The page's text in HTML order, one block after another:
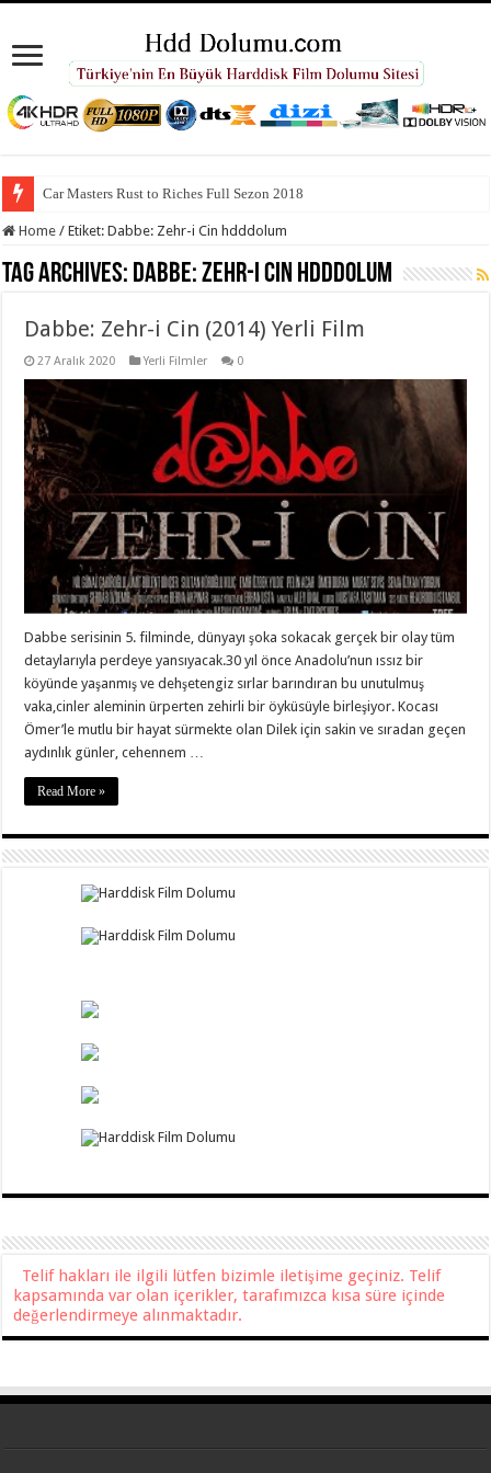
Car Masters Rust to Riches Full Sezon 2018
Home / Etiket:Dabbe: Zehr-i Cin hdddolum
Tag Archives: Dabbe: Zehr-i Cin hdddolum
Dabbe: Zehr-i Cin (2014) Yerli Film
27 Aralık 2020 Yerli Filmler 0
Dabbe serisinin 5. filminde, dünyayı şoka sokacak gerçek bir olay tüm
detaylarıyla perdeye yansıyacak.30 yıl önce Anadolu’nun ıssız bir
köyünde yaşanmış ve dehşetengiz sırlar barındıran bu unutulmuş
vaka,cinler aleminin ürperten zehirli bir öyküsüyle birleşiyor. Kocası
Ömer’le mutlu bir hayat sürmekte olan Dilek için sakin ve sıradan geçen
aydınlık günler, cehennem …
Read More »
Telif hakları ile ilgili lütfen bizimle iletişime geçiniz. Telif
kapsamında var olan içerikler, tarafımızca kısa süre içinde
değerlendirmeye alınmaktadır.